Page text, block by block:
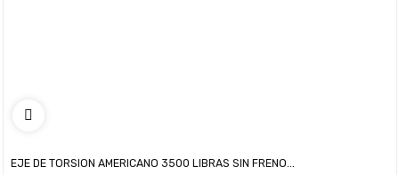
EJE DE TORSION AMERICANO 3500 LIBRAS SIN FRENO...